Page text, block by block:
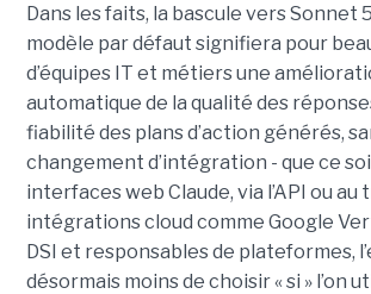
Dans les faits, la bascule vers Sonnet
modèle par défaut signifiera pour
d’équipes IT et métiers une
automatique de la qualité des
fiabilité des plans d’action générés,
changement d’intégration - que ce
interfaces web Claude, via l’API ou au
intégrations cloud comme Google
DSI et responsables de plateformes,
désormais moins de choisir « si » l’on